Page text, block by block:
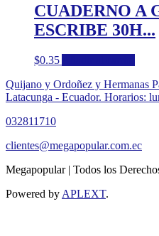
CUADERNO A
ESCRIBE 30H...
$0.35
Quijano y Ordoñez y Hermanas
Latacunga - Ecuador. Horarios:
032811710
clientes@megapopular.com.ec
Megapopular | Todos los
Powered by APLEXT.